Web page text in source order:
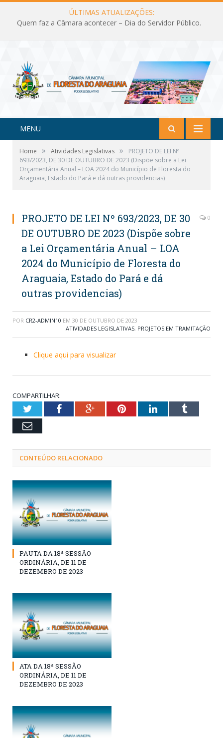
ÚLTIMAS ATUALIZAÇÕES:
Quem faz a Câmara acontecer – Dia do Servidor Público.
MENU
Home » Atividades Legislativas »
PROJETO DE LEI Nº
693/2023, DE 30 DE OUTUBRO DE 2023 (Dispõe sobre a Lei
Orçamentária Anual – LOA 2024 do Município de Floresta do
Araguaia, Estado do Pará e dá outras providencias)
PROJETO DE LEI Nº 693/2023, DE 30
DE OUTUBRO DE 2023 (Dispõe sobre
a Lei Orçamentária Anual – LOA
2024 do Município de Floresta do
Araguaia, Estado do Pará e dá
outras providencias)
0
POR CR2-ADMIN10 EM 30 DE OUTUBRO DE 2023
ATIVIDADES LEGISLATIVAS, PROJETOS EM TRAMITAÇÃO
Clique aqui para visualizar
COMPARTILHAR:
TwitterFacebookGoogle+PinterestLinkedInTumblr
Email
CONTEÚDO RELACIONADO
PAUTA DA 18ª SESSÃO
ORDINÁRIA, DE 11 DE
DEZEMBRO DE 2023
ATA DA 18ª SESSÃO
ORDINÁRIA, DE 11 DE
DEZEMBRO DE 2023